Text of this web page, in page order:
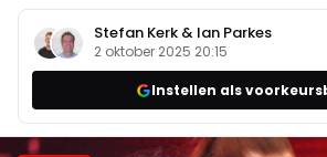
Stefan Kerk & Ian Parkes
2 oktober 2025 20:15
Instellen als